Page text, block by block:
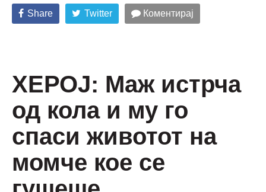
Share Twitter Коментирај
ХЕРОЈ: Маж истрча
од кола и му го
спаси животот на
момче кое се